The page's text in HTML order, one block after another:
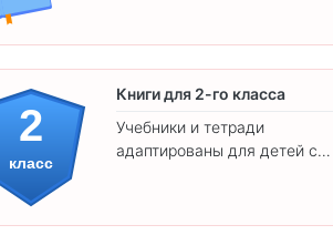
2
класс
Книги для 2-го класса
Учебники и тетради
адаптированы для детей с